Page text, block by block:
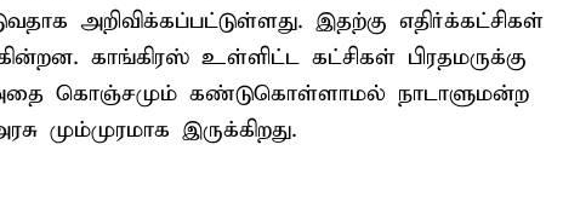
அறிவிக்கப்பட்டுள்ளது. இதற்கு எதிர்க்கட்சிகள்
காங்கிரஸ் உள்ளிட்ட கட்சிகள் பிரதமருக்கு
கொஞ்சமும் கண்டுகொள்ளாமல் நாடாளுமன்ற
மும்முரமாக இருக்கிறது.